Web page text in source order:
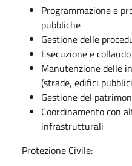
Programmazione e
pubbliche
Gestione delle
Esecuzione e
Manutenzione delle
(strade, edifici
Gestione del
Coordinamento con
infrastrutturali
Protezione Civile: